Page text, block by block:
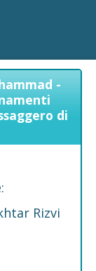
-
di
Rizvi